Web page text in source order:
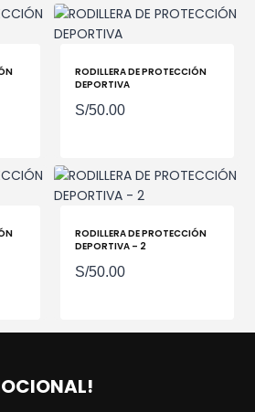
RODILLERA DE PROTECCIÓN
DEPORTIVA
S/50.00
RODILLERA DE PROTECCIÓN
DEPORTIVA – 2
S/50.00